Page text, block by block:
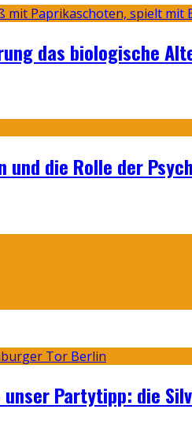
das biologische
und die Rolle der
Partytipp: die